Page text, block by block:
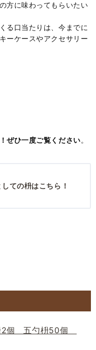
方に味わってもらいたい
る口当たりは、今までに
ーケースやアクセサリー
ぜひ一度ご覧ください。
ての枡はこちら！
2個 五勺枡50個